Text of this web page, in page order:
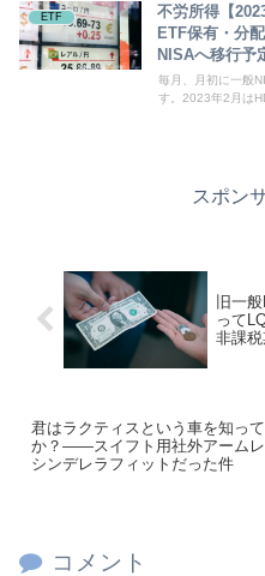
ETF
不労所得【
ETF保有・分
NISAへ移行予
毎月、月初に一般
す。2023年2月は
スポン
旧一
って
非課
君はラクティスという車を知っ
か？――スイフト用社外アーム
シンデレラフィットだった件
コメント